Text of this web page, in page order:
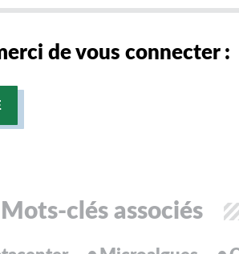
de vous connecter :
Mots-clés associés